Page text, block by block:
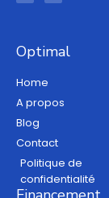
Optimal
Home
A propos
Blog
Contact
Politique de
confidentialité